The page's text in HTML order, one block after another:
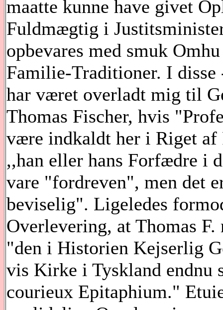
maatte kunne have givet
Fuldmægtig i
opbevares med smuk
Familie-Traditioner. I
har været overladt mig til
Thomas Fischer, hvis
være indkaldt her i Riget af
,,han eller hans Forfædre i
vare "fordreven", men det
beviselig". Ligeledes
Overlevering, at Thomas
"den i Historien Kejserlig
vis Kirke i Tyskland endnu
courieux Epitaphium."